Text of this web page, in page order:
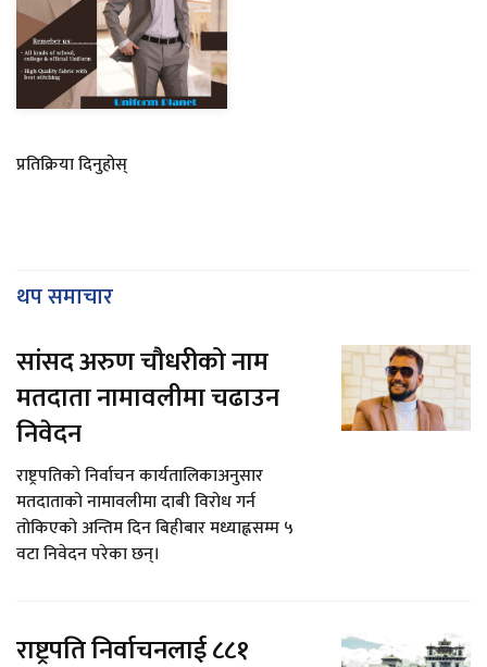
प्रतिक्रिया दिनुहोस्
थप समाचार
सांसद अरुण चौधरीको नाम
मतदाता नामावलीमा चढाउन
निवेदन
राष्ट्रपतिको निर्वाचन कार्यतालिकाअनुसार
मतदाताको नामावलीमा दाबी विरोध गर्न
तोकिएको अन्तिम दिन बिहीबार मध्याह्नसम्म ५
वटा निवेदन परेका छन्।
राष्ट्रपति निर्वाचनलाई ८८१